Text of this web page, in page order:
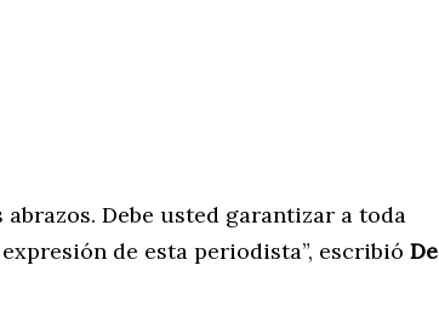
Debe usted garantizar a toda
de esta periodista”, escribió De